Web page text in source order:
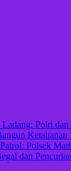
Polri dan
Ketahanan
Polsek
dan Pencurian